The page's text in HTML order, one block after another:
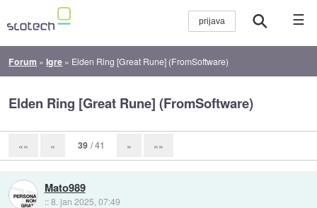
☰
Forum »Igre » Elden Ring [Great Rune] (FromSoftware)
Elden Ring [Great Rune] (FromSoftware)
«« « 39 / 41 » »»
Mato989
::8. jan 2025, 07:49